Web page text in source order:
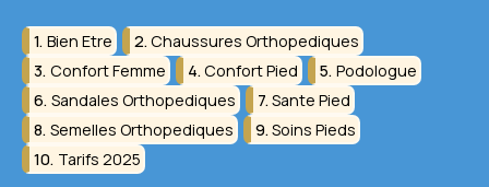
Bien Etre
Chaussures Orthopediques
Confort Femme
Confort Pied
Podologue
Sandales Orthopediques
Sante Pied
Semelles Orthopediques
Soins Pieds
Tarifs 2025